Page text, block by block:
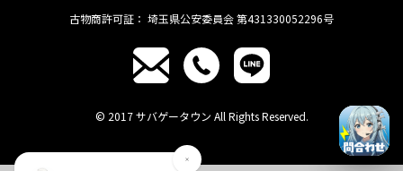
古物商許可証： 埼玉県公安委員会 第431330052296号
© 2017 サバゲータウン All Rights Reserved.